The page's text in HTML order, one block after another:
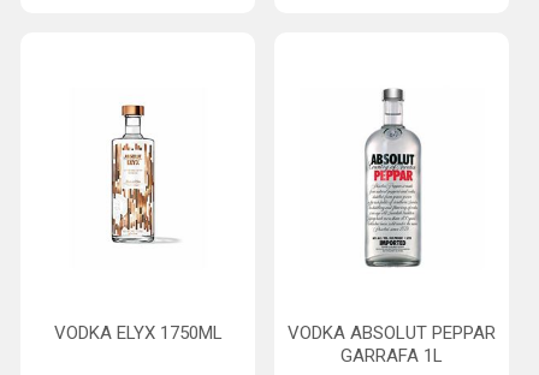
VODKA ELYX 1750ML
VODKA ABSOLUT PEPPAR
GARRAFA 1L